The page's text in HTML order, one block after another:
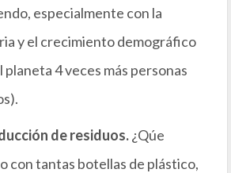
especialmente con la
y el crecimiento demográfico
planeta 4 veces más personas
de residuos.¿Qúe
con tantas botellas de plástico,